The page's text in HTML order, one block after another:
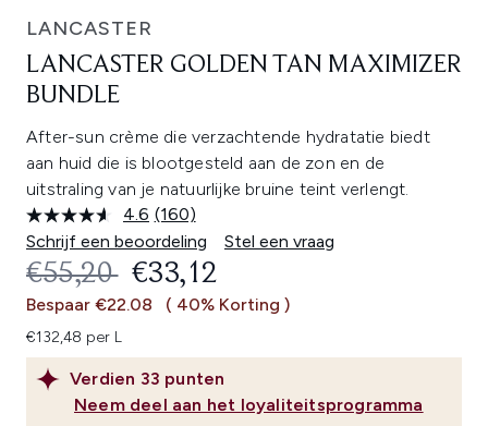
LANCASTER
LANCASTER GOLDEN TAN MAXIMIZER
BUNDLE
After-sun crème die verzachtende hydratatie biedt
aan huid die is blootgesteld aan de zon en de
uitstraling van je natuurlijke bruine teint verlengt.
4.6 Lees
160
beoordelingen.
Dezelfde
paginalink.
(160)
Schrijf een beoordeling
Stel een vraag
Verdien 33 punten
Neem deel aan het loyaliteitsprogramma
RECOMMENDED RETAIL PRICE:
€55,20 HUIDIGE PRIJS:
€33,12
Bespaar €22.08 ( 40% Korting )
€132,48 per L